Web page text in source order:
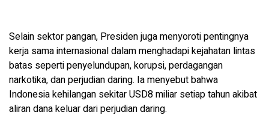
Selain sektor pangan, Presiden juga menyoroti pentingnya
kerja sama internasional dalam menghadapi kejahatan lintas
batas seperti penyelundupan, korupsi, perdagangan
narkotika, dan perjudian daring. Ia menyebut bahwa
Indonesia kehilangan sekitar USD8 miliar setiap tahun akibat
aliran dana keluar dari perjudian daring.